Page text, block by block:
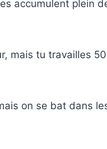
accumulent plein
mais tu travailles
on se bat dans